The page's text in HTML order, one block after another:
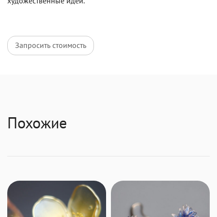
Запросить стоимость
Похожие